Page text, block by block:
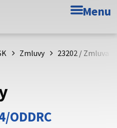
Prešovského
že zdieľate informácie iba
Zabezpečená stránka
domény webového sídla.
Menu
Zmluvy 23202 / Zmluva
ODDRC